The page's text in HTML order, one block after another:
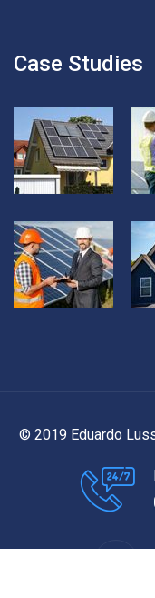
Case Studies
© 2019 Eduardo